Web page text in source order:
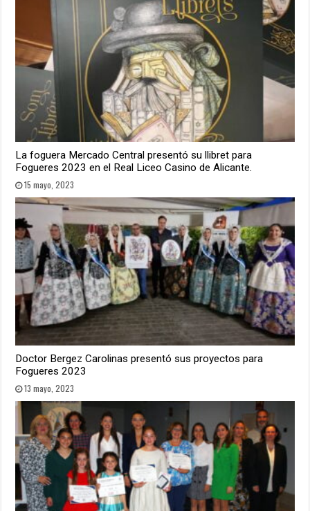
La foguera Mercado Central presentó su llibret para
Fogueres 2023 en el Real Liceo Casino de Alicante.
15 mayo, 2023
Doctor Bergez Carolinas presentó sus proyectos para
Fogueres 2023
13 mayo, 2023